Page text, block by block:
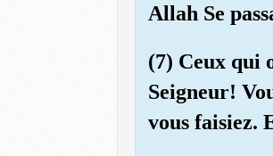
Allah Se
(7) Ceux qui
Seigneur!
vous faisiez.